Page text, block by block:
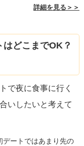
詳細を見る＞＞
どこまでOK？
で夜に食事に行く
いしたいと考えて
デートではあまり先の